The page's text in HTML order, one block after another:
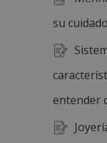
su cuidado
entender